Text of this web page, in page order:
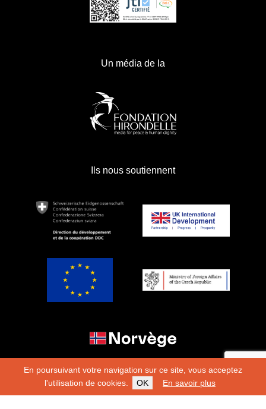
En poursuivant votre navigation sur ce site, vous acceptez
l'utilisation de cookies.
OK En savoir plus
Un média de la
Ils nous soutiennent